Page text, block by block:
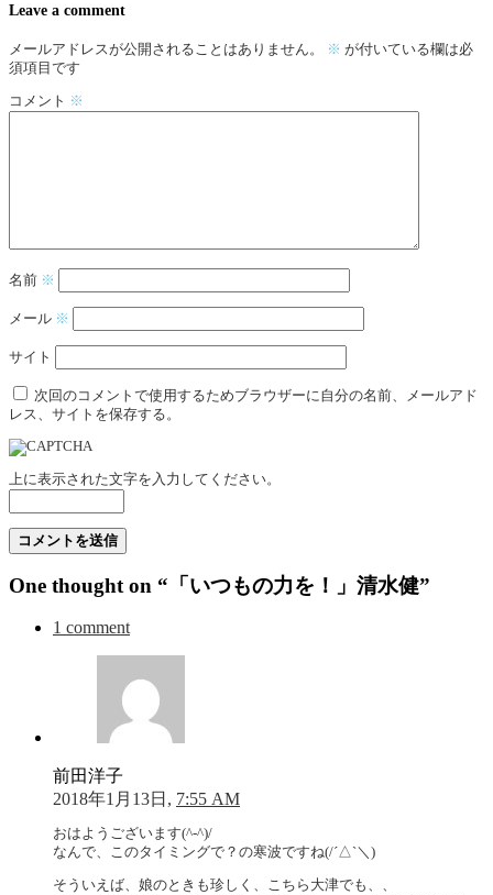
Leave a comment
メールアドレスが公開されることはありません。 ※ が付いている欄は必
須項目です
コメント ※
名前 ※
メール ※
サイト
次回のコメントで使用するためブラウザーに自分の名前、メールアド
レス、サイトを保存する。
上に表示された文字を入力してください。
One thought on “「いつもの力を！」清水健”
1 comment
前田洋子
2018年1月13日, 7:55 AM
おはようございます(^-^)/
なんで、このタイミングで？の寒波ですね(/´△`＼)
そういえば、娘のときも珍しく、こちら大津でも、、